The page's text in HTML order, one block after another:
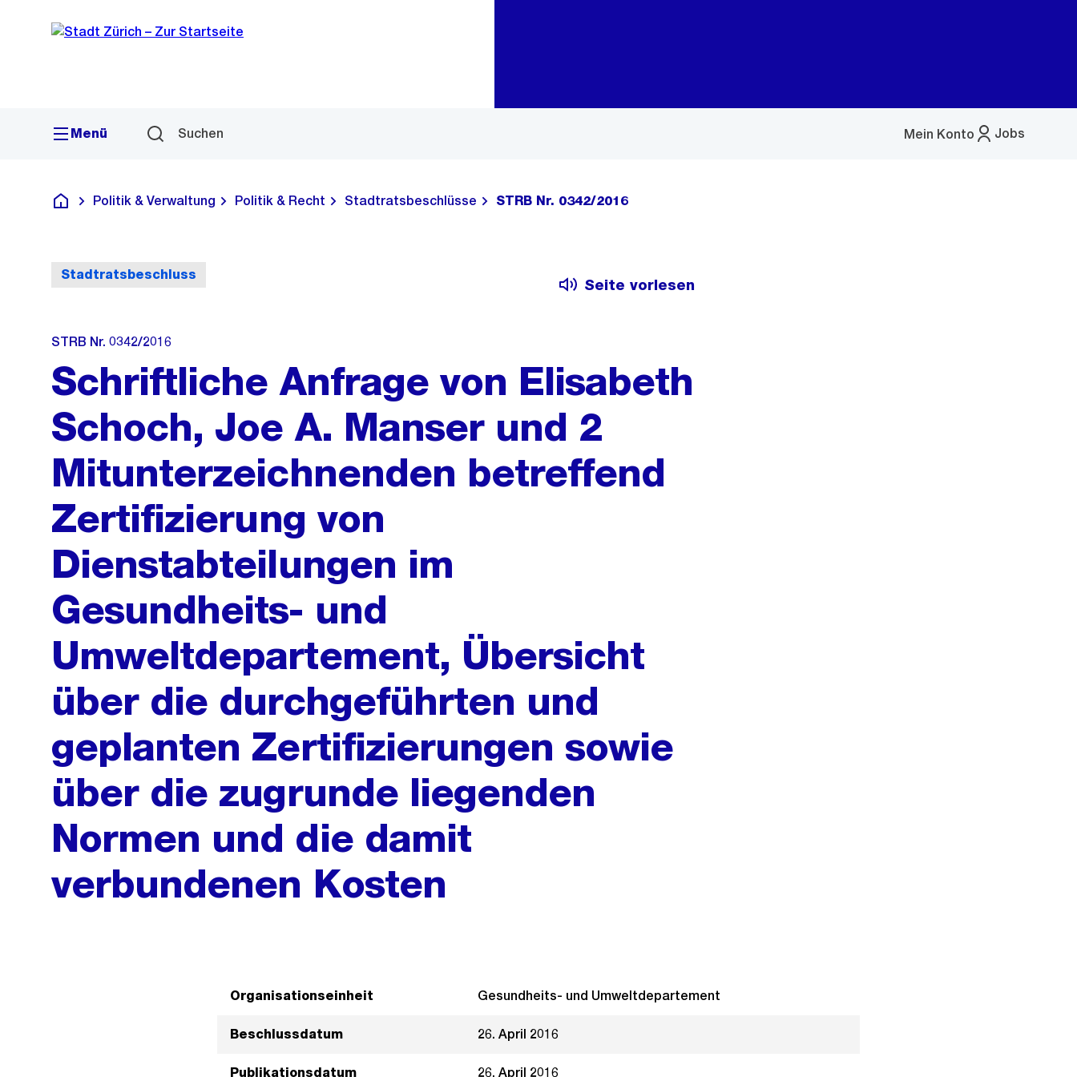
Navigation
Sprunglink
Menü Suchen Jobs
Mein Konto
Menü
Deutsch
Politik & Verwaltung Politik & Recht Stadtratsbeschlüsse STRB Nr. 0342/2016
Stadtratsbeschluss
Seite vorlesen
STRB Nr. 0342/2016
Schriftliche Anfrage von Elisabeth
Schoch, Joe A. Manser und 2
Mitunterzeichnenden betreffend
Zertifizierung von
Dienstabteilungen im
Gesundheits- und
Umweltdepartement, Übersicht
über die durchgeführten und
geplanten Zertifizierungen sowie
über die zugrunde liegenden
Normen und die damit
verbundenen Kosten
Organisationseinheit Gesundheits- und Umweltdepartement
Beschlussdatum 26. April 2016
Publikationsdatum 26. April 2016